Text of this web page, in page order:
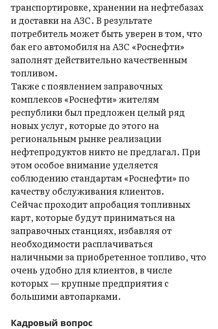
транспортировке, хранении на нефтебазах
и доставки на АЗС. В результате
потребитель может быть уверен в том, что
бак его автомобиля на АЗС «Роснефти»
заполнят действительно качественным
топливом.
Также с появлением заправочных
комплексов «Роснефти» жителям
республики был предложен целый ряд
новых услуг, которые до этого на
региональным рынке реализации
нефтепродуктов никто не предлагал. При
этом особое внимание уделяется
соблюдению стандартам «Роснефти» по
качеству обслуживания клиентов.
Сейчас проходит апробация топливных
карт, которые будут приниматься на
заправочных станциях, избавляя от
необходимости расплачиваться
наличными за приобретенное топливо, что
очень удобно для клиентов, в числе
которых — крупные предприятия с
большими автопарками.
Кадровый вопрос